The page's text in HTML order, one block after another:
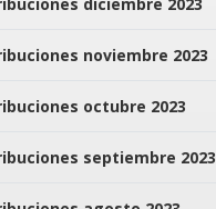
noviembre 2023
octubre 2023
septiembre 2023